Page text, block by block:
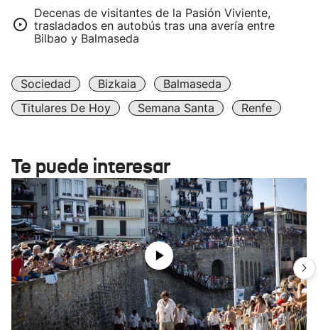
Decenas de visitantes de la Pasión Viviente,
trasladados en autobús tras una avería entre
Bilbao y Balmaseda
Sociedad Bizkaia
Balmaseda
Titulares De Hoy
Semana Santa Renfe
Te puede interesar